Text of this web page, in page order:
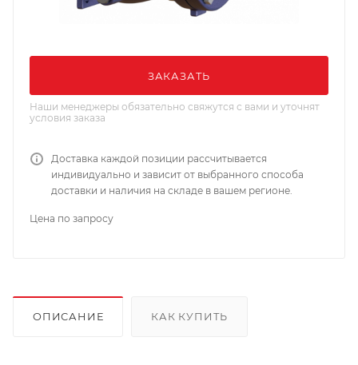
ЗАКАЗАТЬ
Наши менеджеры обязательно свяжутся с вами и уточнят
условия заказа
Доставка каждой позиции рассчитывается
индивидуально и зависит от выбранного способа
доставки и наличия на складе в вашем регионе.
Цена по запросу
ОПИСАНИЕ КАК КУПИТЬ